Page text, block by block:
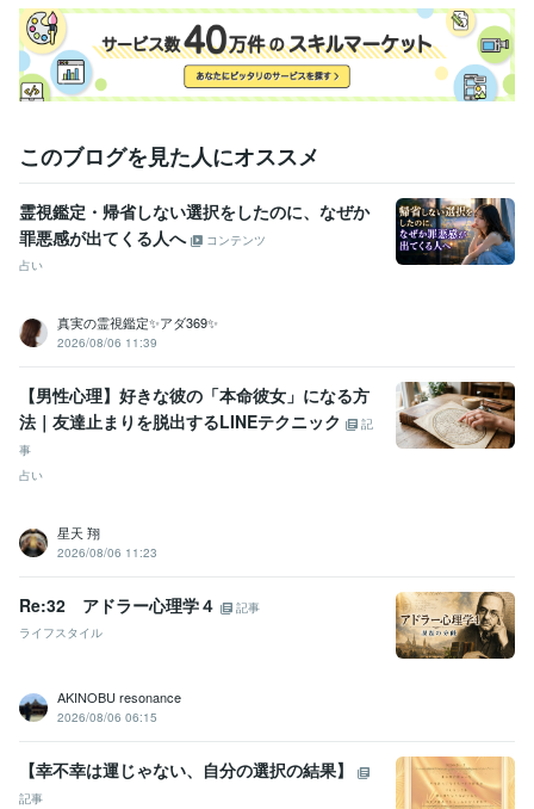
その他ツール
SPSS:12年Amos:10年HAD:2年
得意分野
学習指導・資格・キャリア相談 心理学系レポート・卒業論文の添削
学習指導・資格・キャリア相談 心理学系大学院の研究計画書
心理学 大学院 受験 心理学系大学院 研究計画書
学歴
白百合女子大学大学院 2016年3月 ~ 2020年2月
このブログを見た人にオススメ
霊視鑑定・帰省しない選択をしたのに、なぜか
罪悪感が出てくる人へ
コンテンツ
占い
真実の霊視鑑定✨アダ369✨
2026/08/06 11:39
【男性心理】好きな彼の「本命彼女」になる方
法｜友達止まりを脱出するLINEテクニック
記
事
占い
星天 翔
2026/08/06 11:23
Re:32 アドラー心理学４
記事
ライフスタイル
AKINOBU resonance
2026/08/06 06:15
【幸不幸は運じゃない、自分の選択の結果】
記事